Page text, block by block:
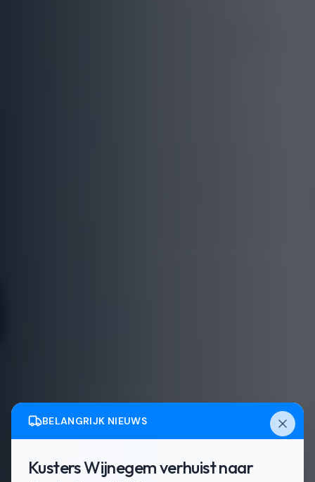
BELANGRIJK NIEUWS
Kusters Wijnegem verhuist naar
Actief inWijnegem en directe omgeving